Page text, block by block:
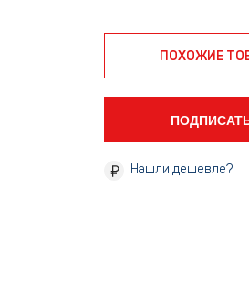
ПОХОЖИЕ
Нашли дешевле?